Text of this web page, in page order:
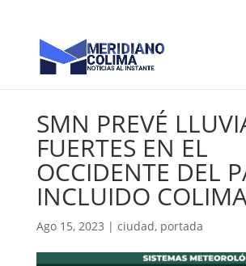
SMN PREVÉ
FUERTES EN EL
OCCIDENTE DEL
INCLUIDO
Ago 15, 2023 | ciudad, portada